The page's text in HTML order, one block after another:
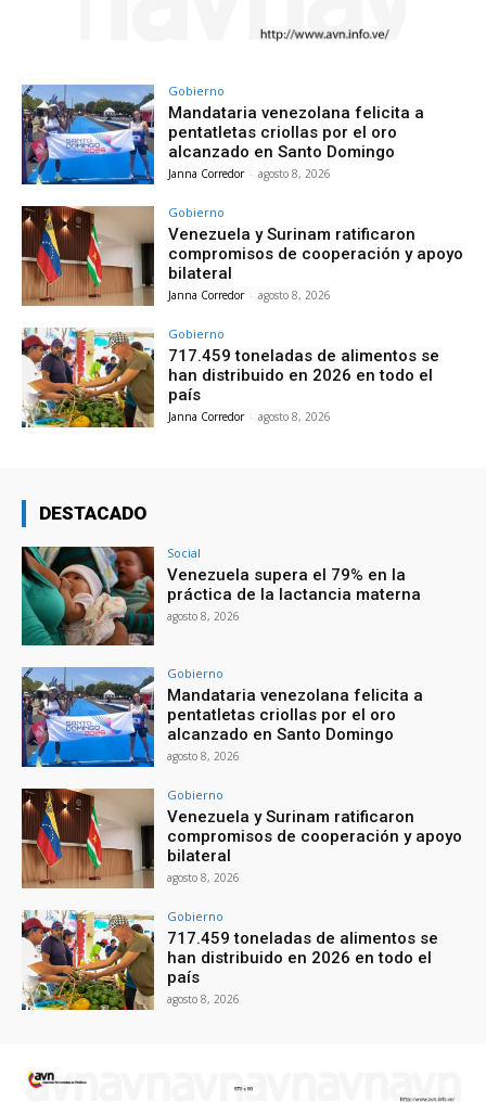
Gobierno
Mandataria venezolana felicita a
pentatletas criollas por el oro
alcanzado en Santo Domingo
Janna Corredor - agosto 8, 2026
Gobierno
Venezuela y Surinam ratificaron
compromisos de cooperación y apoyo
bilateral
Janna Corredor - agosto 8, 2026
Gobierno
717.459 toneladas de alimentos se
han distribuido en 2026 en todo el
país
Janna Corredor - agosto 8, 2026
DESTACADO
Social
Venezuela supera el 79% en la
práctica de la lactancia materna
agosto 8, 2026
Gobierno
Mandataria venezolana felicita a
pentatletas criollas por el oro
alcanzado en Santo Domingo
agosto 8, 2026
Gobierno
Venezuela y Surinam ratificaron
compromisos de cooperación y apoyo
bilateral
agosto 8, 2026
Gobierno
717.459 toneladas de alimentos se
han distribuido en 2026 en todo el
país
agosto 8, 2026